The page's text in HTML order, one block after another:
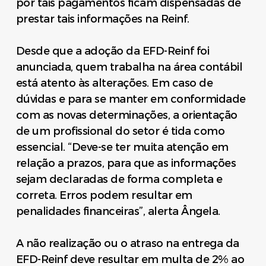
por tais pagamentos ficam dispensadas de
prestar tais informações na Reinf.
Desde que a adoção da EFD-Reinf foi
anunciada, quem trabalha na área contábil
está atento às alterações. Em caso de
dúvidas e para se manter em conformidade
com as novas determinações, a orientação
de um profissional do setor é tida como
essencial. “Deve-se ter muita atenção em
relação a prazos, para que as informações
sejam declaradas de forma completa e
correta. Erros podem resultar em
penalidades financeiras”, alerta Ângela.
A não realização ou o atraso na entrega da
EFD-Reinf deve resultar em multa de 2% ao